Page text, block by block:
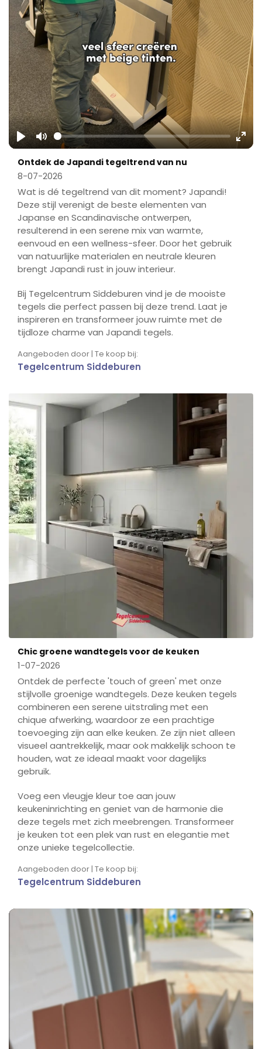
Play Mute
Ontdek de Japandi tegeltrend van nu
8-07-2026
Wat is dé tegeltrend van dit moment? Japandi!
Deze stijl verenigt de beste elementen van
Japanse en Scandinavische ontwerpen,
resulterend in een serene mix van warmte,
eenvoud en een wellness-sfeer. Door het gebruik
van natuurlijke materialen en neutrale kleuren
brengt Japandi rust in jouw interieur.
Bij Tegelcentrum Siddeburen vind je de mooiste
tegels die perfect passen bij deze trend. Laat je
inspireren en transformeer jouw ruimte met de
tijdloze charme van Japandi tegels.
Aangeboden door | Te koop bij:
Tegelcentrum Siddeburen
Chic groene wandtegels voor de keuken
1-07-2026
Ontdek de perfecte 'touch of green' met onze
stijlvolle groenige wandtegels. Deze keuken tegels
combineren een serene uitstraling met een
chique afwerking, waardoor ze een prachtige
toevoeging zijn aan elke keuken. Ze zijn niet alleen
visueel aantrekkelijk, maar ook makkelijk schoon te
houden, wat ze ideaal maakt voor dagelijks
gebruik.
Voeg een vleugje kleur toe aan jouw
keukeninrichting en geniet van de harmonie die
deze tegels met zich meebrengen. Transformeer
je keuken tot een plek van rust en elegantie met
onze unieke tegelcollectie.
Aangeboden door | Te koop bij:
Tegelcentrum Siddeburen